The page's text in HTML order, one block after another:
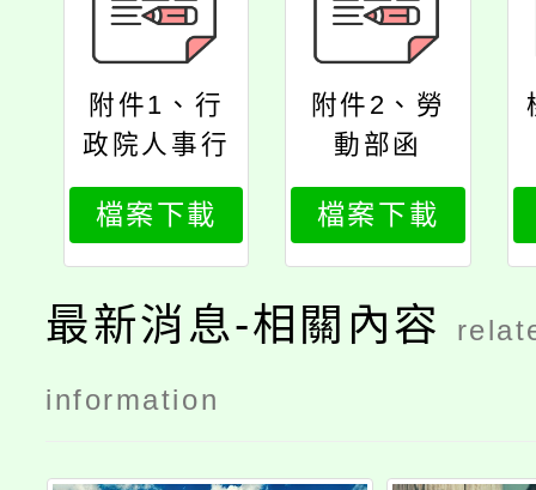
附件1、行
政院人事行
政總處函
檔案下載
附件2、勞
動部函
檔案下載
最新消息-相關內容
information